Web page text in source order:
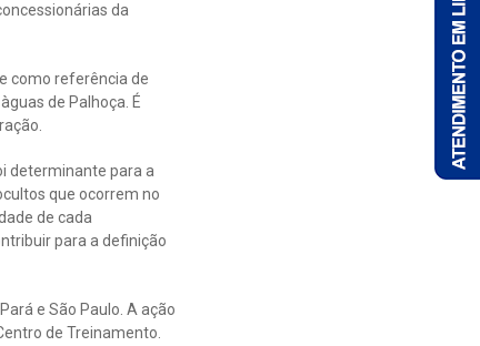
da
como referência de
de Palhoça. É
determinante para a
que ocorrem no
de cada
para a definição
e São Paulo. A ação
de Treinamento.